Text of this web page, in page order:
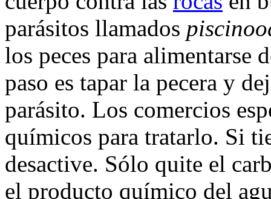
parásitos llamados
los peces para alimentarse
paso es tapar la pecera y
parásito. Los comercios
químicos para tratarlo. Si
desactive. Sólo quite el
el producto químico del